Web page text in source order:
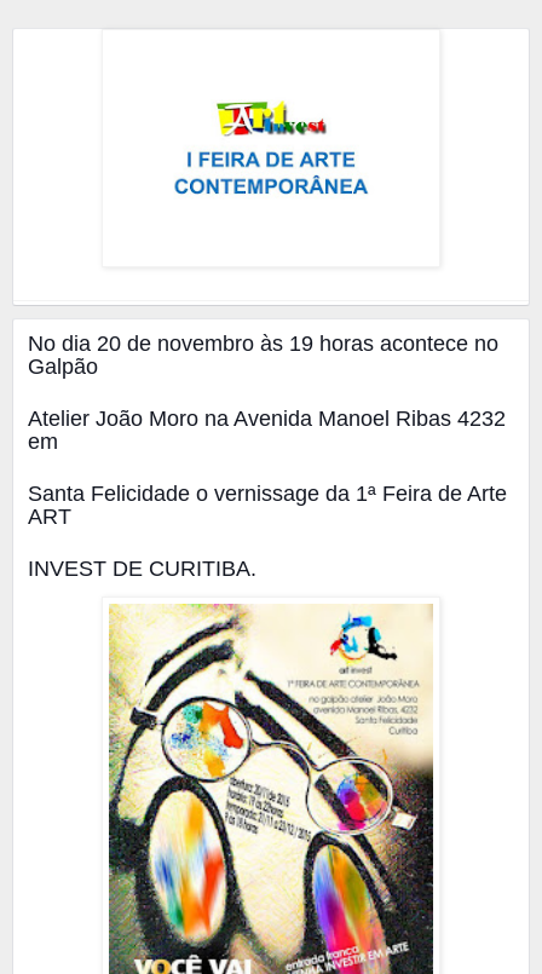
No dia 20 de novembro às 19 horas acontece no
Galpão
Atelier João Moro na Avenida Manoel Ribas 4232
em
Santa Felicidade o vernissage da 1ª Feira de Arte
ART
INVEST DE CURITIBA.